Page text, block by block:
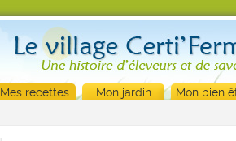
Mes recettes Mon jardin Mon bien